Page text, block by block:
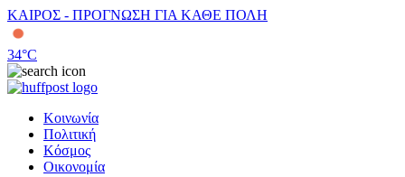
ΚΑΙΡΟΣ - ΠΡΟΓΝΩΣΗ ΓΙΑ ΚΑΘΕ ΠΟΛΗ
34°C
Κοινωνία
Πολιτική
Κόσμος
Οικονομία